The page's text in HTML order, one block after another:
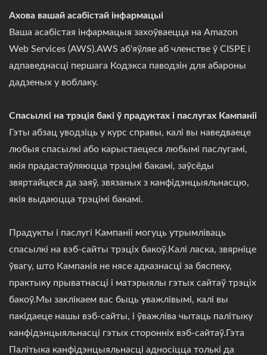
Ахова вашай асабістай інфармацыі
Ваша асабістая інфармацыя захоўваецца на Amazon
Web Services (AWS).AWS аб'яўляе аб членстве ў CISPE і
адпаведнасці першага Кодэкса паводзін для абароны
дадзеных у воблаку.
Спасылкі на трэція бакі ў прадуктах і паслугах Кампаніі
Гэты абзац уводзіць у курс справы, калі вы наведваеце
любыя спасылкі або карыстаецеся любымі паслугамі,
якія прадастаўляюцца трэцімі бакамі, заўсёды
звяртайцеся да заяў, звязаных з канфідэнцыяльнасцю,
якія выдаюцца трэцімі бакамі.
Прадукты і паслугі Кампаніі могуць утрымліваць
спасылкі на вэб-сайты трэціх бакоў.Калі ласка, звярніце
ўвагу, што Кампанія не нясе адказнасці за бяспеку,
практыку прыватнасці і матэрыялы гэтых сайтаў трэціх
бакоў.Мы заклікаем вас быць уважлівымі, калі вы
пакідаеце нашы вэб-сайты, і ўважліва чытаць палітыку
канфідэнцыяльнасці гэтых сторонніх вэб-сайтаў.Гэта
Палітыка канфідэнцыяльнасці адносіцца толькі да